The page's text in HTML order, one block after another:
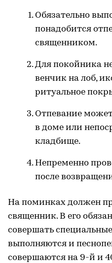
Обязательно
понадобится
священником.
Для покойника
венчик на лоб,
ритуальное
Отпевание
в доме или
кладбище.
Непременно
после
На поминках должен
священник. В его
совершать
выполняются и
совершаются на 9-й и